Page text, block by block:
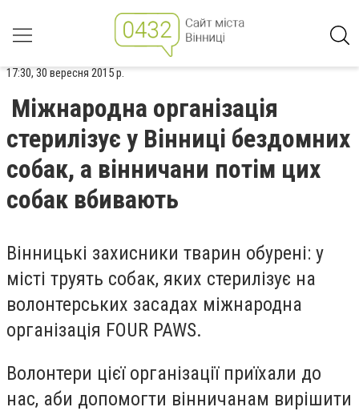
17:30, 30 вересня 2015 р.
Міжнародна організація
стерилізує у Вінниці бездомних
собак, а вінничани потім цих
собак вбивають
Вінницькі захисники тварин обурені: у
місті труять собак, яких стерилізує на
волонтерських засадах міжнародна
організація FOUR PAWS.
Волонтери цієї організації приїхали до
нас, аби допомогти вінничанам вирішити